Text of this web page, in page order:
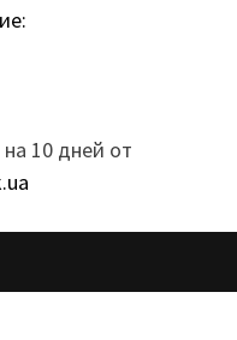
10 дней от